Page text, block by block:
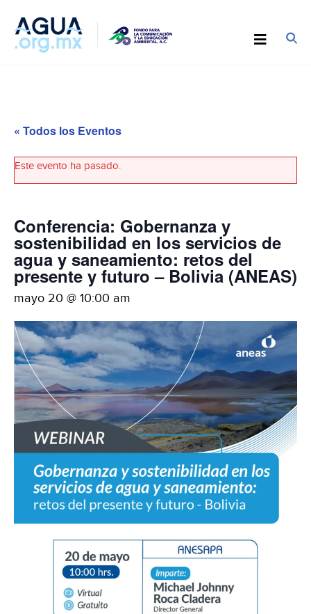
« Todos los Eventos
Este evento ha pasado.
Conferencia: Gobernanza y
sostenibilidad en los servicios de
agua y saneamiento: retos del
presente y futuro – Bolivia (ANEAS)
mayo 20 @ 10:00 am